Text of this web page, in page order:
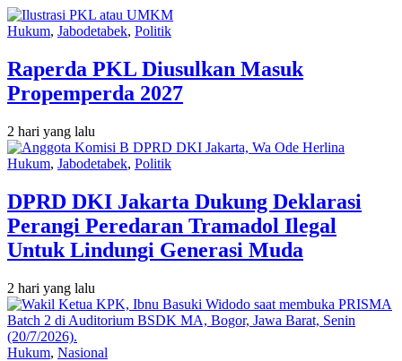
Hukum, Jabodetabek, Politik
Raperda PKL Diusulkan Masuk
Propemperda 2027
2 hari yang lalu
Hukum, Jabodetabek, Politik
DPRD DKI Jakarta Dukung Deklarasi
Perangi Peredaran Tramadol Ilegal
Untuk Lindungi Generasi Muda
2 hari yang lalu
Hukum, Nasional